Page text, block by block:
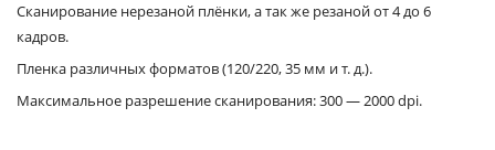
Сканирование нерезаной плёнки, а так же резаной от 4 до 6
кадров.
Пленка различных форматов (120/220, 35 мм и т. д.).
Максимальное разрешение сканирования: 300 — 2000 dpi.